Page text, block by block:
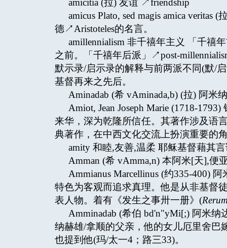
amicitia (拉) 友谊 ↗friendship
amicus Plato, sed magis amica
德↗Aristoteles的名言。
amillennialism 非千禧年主义 「千禧
之前。「千禧年后派」↗post-
默示录/启示录的解释与前两派不同(默/
基督再来之先后。
Aminadab (希 vAminada,b) (拉) 阿
Amiot, Jean Joseph Marie (1718-
来华，深为乾隆所信任。其著作涉及语
典著作，在中西文化交流上扮演重要的
amity 和睦,友善,温柔 耶稣基督藉其
Amman (希 vAmma,n) 本阿米[天],便
Ammianus Marcellinus (约335-400)
特色为客观而追求真理。他是从非基督
表人物。着有《发生之事卅一册》(
Amminadab (希伯 bd'n"yMi[;) 阿米
纳赫雄/拿顺的父亲，他的女儿厄里舍巴
也提到他(玛/太一4；路三33)。